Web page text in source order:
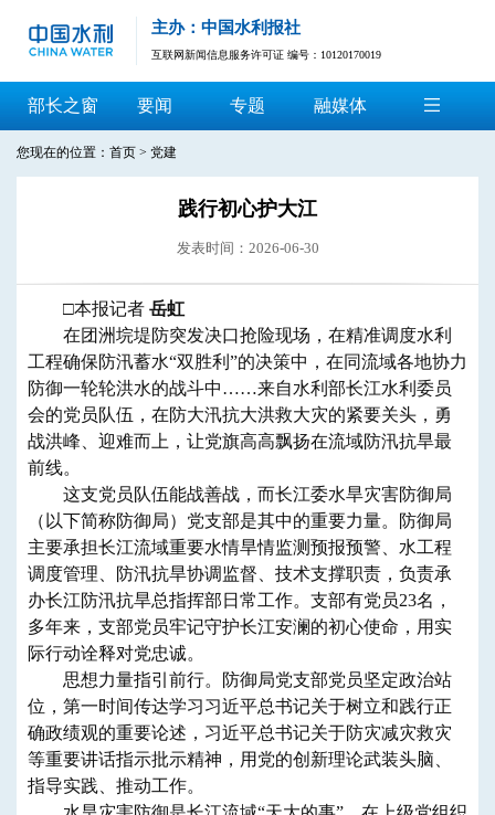
主办：中国水利报社
互联网新闻信息服务许可证 编号：10120170019
部长之窗 要闻 专题 融媒体
您现在的位置： 首页 > 党建
践行初心护大江
发表时间：2026-06-30
□本报记者 岳虹
在团洲垸堤防突发决口抢险现场，在精准调度水利
工程确保防汛蓄水“双胜利”的决策中，在同流域各地协力
防御一轮轮洪水的战斗中……来自水利部长江水利委员
会的党员队伍，在防大汛抗大洪救大灾的紧要关头，勇
战洪峰、迎难而上，让党旗高高飘扬在流域防汛抗旱最
前线。
这支党员队伍能战善战，而长江委水旱灾害防御局
（以下简称防御局）党支部是其中的重要力量。防御局
主要承担长江流域重要水情旱情监测预报预警、水工程
调度管理、防汛抗旱协调监督、技术支撑职责，负责承
办长江防汛抗旱总指挥部日常工作。支部有党员23名，
多年来，支部党员牢记守护长江安澜的初心使命，用实
际行动诠释对党忠诚。
思想力量指引前行。防御局党支部党员坚定政治站
位，第一时间传达学习习近平总书记关于树立和践行正
确政绩观的重要论述，习近平总书记关于防灾减灾救灾
等重要讲话指示批示精神，用党的创新理论武装头脑、
指导实践、推动工作。